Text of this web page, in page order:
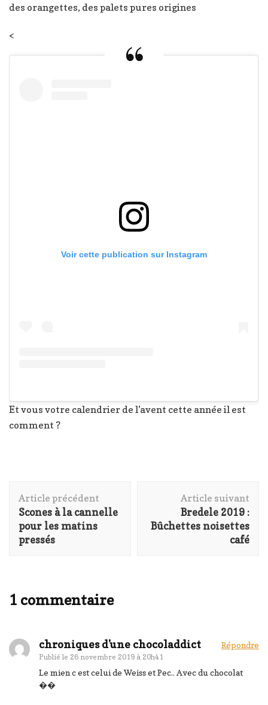
des orangettes, des palets pures origines
<
Voir cette publication sur Instagram
Et vous votre calendrier de l’avent cette année il est
comment ?
d'article
Article précédent
Scones à la cannelle
pour les matins
pressés
Article suivant
Bredele 2019 :
Bûchettes noisettes
café
1 commentaire
chroniques d'une chocoladdict
Publié le 26 novembre 2019 à 20h41
Répondre
Le mien c est celui de Weiss et Pec.. Avec du chocolat
��